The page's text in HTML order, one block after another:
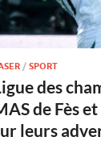
/SPORT
des
de Fès
leurs